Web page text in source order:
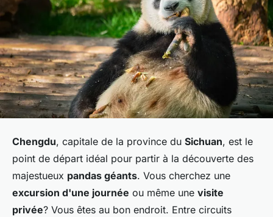
Chengdu, capitale de la province du Sichuan, est le
point de départ idéal pour partir à la découverte des
majestueux pandas géants. Vous cherchez une
excursion d'une journée ou même une visite
privée? Vous êtes au bon endroit. Entre circuits